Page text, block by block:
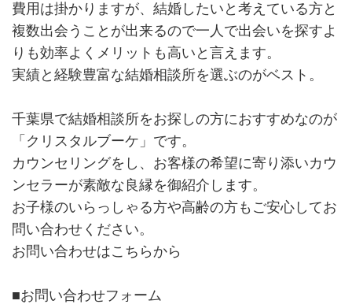
費用は掛かりますが、結婚したいと考えている方と
複数出会うことが出来るので一人で出会いを探すよ
りも効率よくメリットも高いと言えます。
実績と経験豊富な結婚相談所を選ぶのがベスト。
千葉県で結婚相談所をお探しの方におすすめなのが
「クリスタルブーケ」です。
カウンセリングをし、お客様の希望に寄り添いカウ
ンセラーが素敵な良縁を御紹介します。
お子様のいらっしゃる方や高齢の方もご安心してお
問い合わせください。
お問い合わせはこちらから
■お問い合わせフォーム